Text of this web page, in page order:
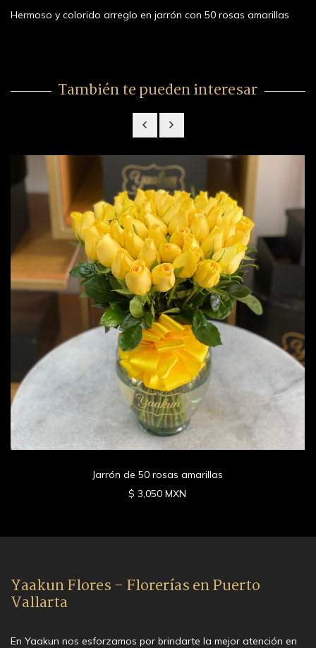
Hermoso y colorido arreglo en jarrón con 50 rosas amarillas
También te pueden interesar
Jarrón de 50 rosas amarillas
$ 3,050 MXN
Yaakun Flores - Florerías en Puerto
Vallarta
En Yaakun nos esforzamos por brindarte la mejor atención en